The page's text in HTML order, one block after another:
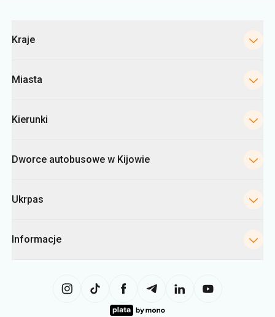
Kraje
Miasta
Kierunki
Dworce autobusowe w Kijowie
Ukrpas
Informacje